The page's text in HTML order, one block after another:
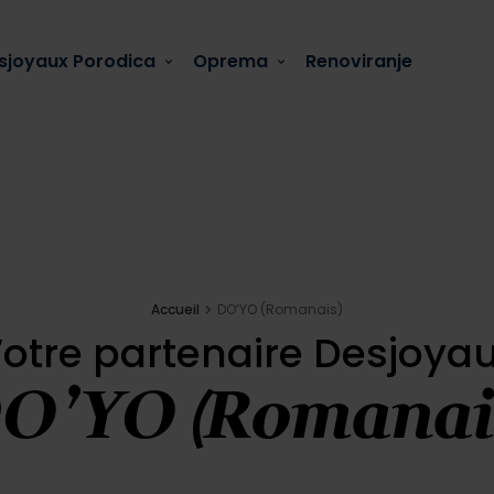
Porodica Oprema Renoviranje
Accueil DO’YO (Romanais)
partenaire